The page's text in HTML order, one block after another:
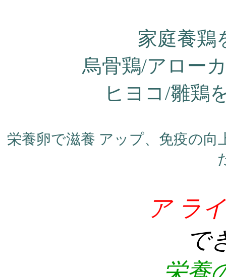
家庭養鶏
烏骨鶏/アロー
ヒヨコ/雛鶏
栄養卵で滋養 アップ、免疫の
ア ラ
で
栄養